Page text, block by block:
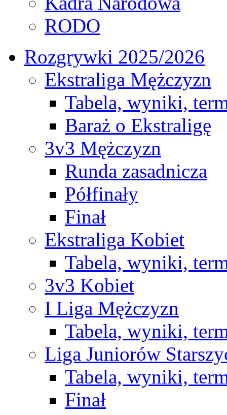
RODO
Rozgrywki 2025/2026
Ekstraliga Mężczyzn
Tabela, wyniki,
Baraż o Ekstraligę
3v3 Mężczyzn
Runda zasadnicza
Półfinały
Finał
Ekstraliga Kobiet
Tabela, wyniki,
3v3 Kobiet
I Liga Mężczyzn
Tabela, wyniki,
Liga Juniorów
Tabela, wyniki,
Finał